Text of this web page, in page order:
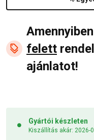
felett
ajánlatot!
Gyártói készleten
Kiszállítás akár: 2026-